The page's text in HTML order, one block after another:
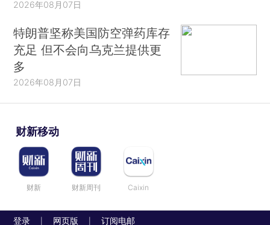
2026年08月07日
特朗普坚称美国防空弹药库存
充足 但不会向乌克兰提供更
多
2026年08月07日
财新移动
财新 财新周刊 Caixin
登录 网页版 订阅电邮